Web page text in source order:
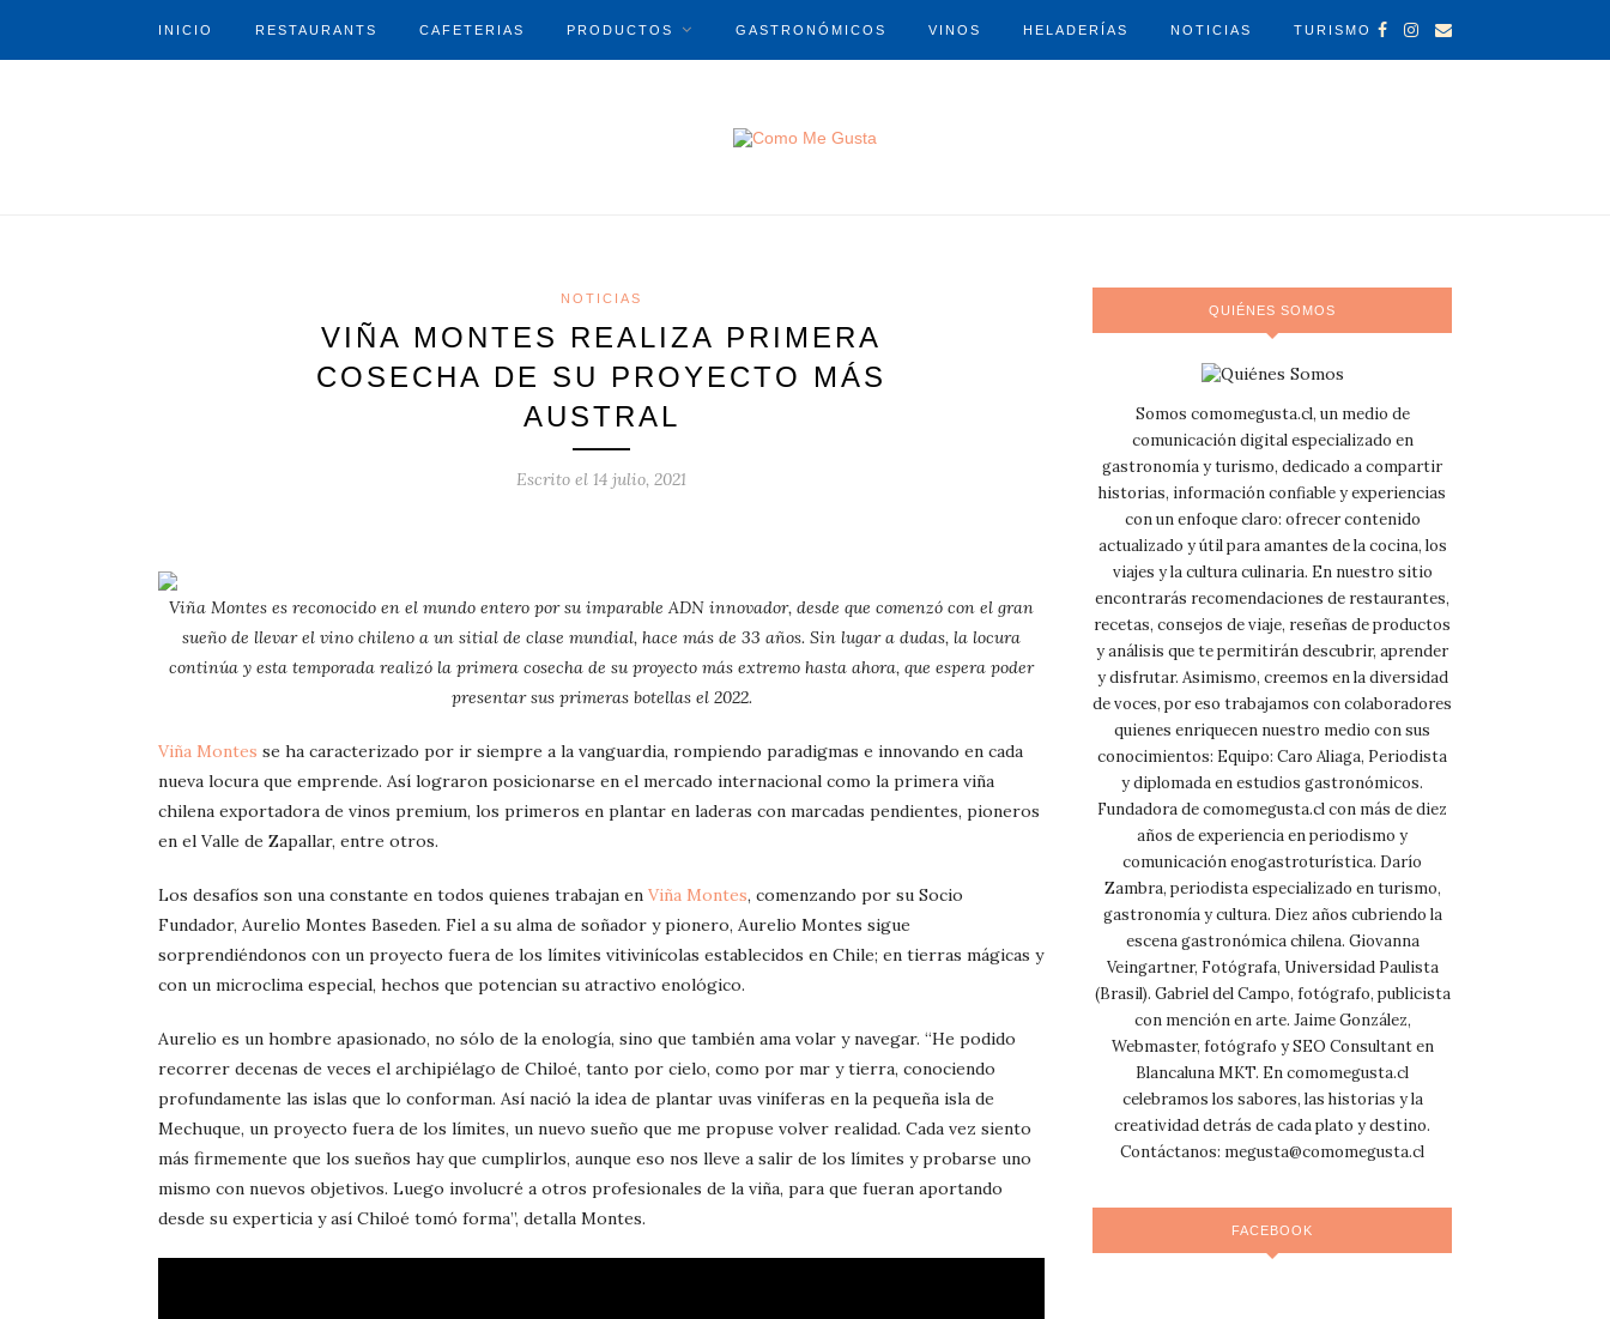
INICIO RESTAURANTS CAFETERIAS PRODUCTOS GASTRONÓMICOS VINOS HELADERÍAS NOTICIAS TURISMO
NOTICIAS
VIÑA MONTES REALIZA PRIMERA
COSECHA DE SU PROYECTO MÁS
AUSTRAL
Escrito el 14 julio, 2021
Viña Montes es reconocido en el mundo entero por su imparable ADN innovador, desde que comenzó con el gran
sueño de llevar el vino chileno a un sitial de clase mundial, hace más de 33 años. Sin lugar a dudas, la locura
continúa y esta temporada realizó la primera cosecha de su proyecto más extremo hasta ahora, que espera poder
presentar sus primeras botellas el 2022.
Viña Montes se ha caracterizado por ir siempre a la vanguardia, rompiendo paradigmas e innovando en cada
nueva locura que emprende. Así lograron posicionarse en el mercado internacional como la primera viña
chilena exportadora de vinos premium, los primeros en plantar en laderas con marcadas pendientes, pioneros
en el Valle de Zapallar, entre otros.
Los desafíos son una constante en todos quienes trabajan en Viña Montes, comenzando por su Socio
Fundador, Aurelio Montes Baseden. Fiel a su alma de soñador y pionero, Aurelio Montes sigue
sorprendiéndonos con un proyecto fuera de los límites vitivinícolas establecidos en Chile; en tierras mágicas y
con un microclima especial, hechos que potencian su atractivo enológico.
Aurelio es un hombre apasionado, no sólo de la enología, sino que también ama volar y navegar. “He podido
recorrer decenas de veces el archipiélago de Chiloé, tanto por cielo, como por mar y tierra, conociendo
profundamente las islas que lo conforman. Así nació la idea de plantar uvas viníferas en la pequeña isla de
Mechuque, un proyecto fuera de los límites, un nuevo sueño que me propuse volver realidad. Cada vez siento
más firmemente que los sueños hay que cumplirlos, aunque eso nos lleve a salir de los límites y probarse uno
mismo con nuevos objetivos. Luego involucré a otros profesionales de la viña, para que fueran aportando
desde su experticia y así Chiloé tomó forma”, detalla Montes.
QUIÉNES SOMOS
Somos comomegusta.cl, un medio de
comunicación digital especializado en
gastronomía y turismo, dedicado a compartir
historias, información confiable y experiencias
con un enfoque claro: ofrecer contenido
actualizado y útil para amantes de la cocina, los
viajes y la cultura culinaria. En nuestro sitio
encontrarás recomendaciones de restaurantes,
recetas, consejos de viaje, reseñas de productos
y análisis que te permitirán descubrir, aprender
y disfrutar. Asimismo, creemos en la diversidad
de voces, por eso trabajamos con colaboradores
quienes enriquecen nuestro medio con sus
conocimientos: Equipo: Caro Aliaga, Periodista
y diplomada en estudios gastronómicos.
Fundadora de comomegusta.cl con más de diez
años de experiencia en periodismo y
comunicación enogastroturística. Darío
Zambra, periodista especializado en turismo,
gastronomía y cultura. Diez años cubriendo la
escena gastronómica chilena. Giovanna
Veingartner, Fotógrafa, Universidad Paulista
(Brasil). Gabriel del Campo, fotógrafo, publicista
con mención en arte. Jaime González,
Webmaster, fotógrafo y SEO Consultant en
Blancaluna MKT. En comomegusta.cl
celebramos los sabores, las historias y la
creatividad detrás de cada plato y destino.
Contáctanos: megusta@comomegusta.cl
FACEBOOK